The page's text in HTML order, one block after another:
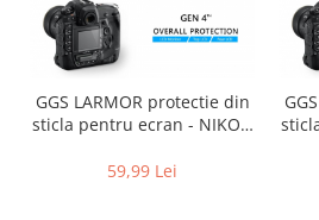
Incarcatoare acumulatori Foto-
Video
Huse protectie acumulatori foto
Tablete grafice
Adaptoare pentru convertoare sau
GGS LARMOR protectie din
sticla pentru ecran - NIKON
59,99 Lei